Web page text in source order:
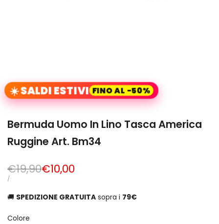
☀️ SALDI ESTIVI FINO AL -50%
Bermuda Uomo In Lino Tasca America
Ruggine Art. Bm34
Prezzo
normale
€19,90Prezzo
vendita
€10,00
PREZZO
/PER
🚚 SPEDIZIONE GRATUITA sopra i 79€
Colore